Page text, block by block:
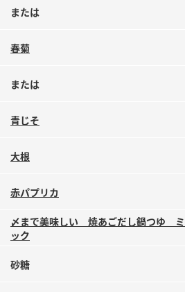
業務用サイト
または
春菊
または
青じそ
大根
赤パプリカ
〆まで美味しい 焼あごだし鍋つゆ
ック
砂糖